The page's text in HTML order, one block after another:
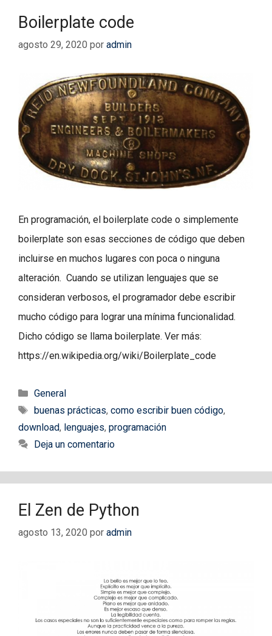
Boilerplate code
agosto 29, 2020 por admin
En programación, el boilerplate code o simplemente
boilerplate son esas secciones de código que deben
incluirse en muchos lugares con poca o ninguna
alteración. Cuando se utilizan lenguajes que se
consideran verbosos, el programador debe escribir
mucho código para lograr una mínima funcionalidad.
Dicho código se llama boilerplate. Ver más:
https://en.wikipedia.org/wiki/Boilerplate_code
Categorías
General
Etiquetas
buenas prácticas, como escribir buen código,
download, lenguajes, programación
Deja un comentario
El Zen de Python
agosto 13, 2020 por admin